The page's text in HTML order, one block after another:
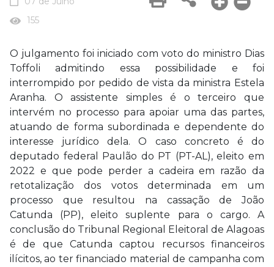
155
O julgamento foi iniciado com voto do ministro Dias
Toffoli admitindo essa possibilidade e foi
interrompido por pedido de vista da ministra Estela
Aranha. O assistente simples é o terceiro que
intervém no processo para apoiar uma das partes,
atuando de forma subordinada e dependente do
interesse jurídico dela. O caso concreto é do
deputado federal Paulão do PT (PT-AL), eleito em
2022 e que pode perder a cadeira em razão da
retotalização dos votos determinada em um
processo que resultou na cassação de João
Catunda (PP), eleito suplente para o cargo. A
conclusão do Tribunal Regional Eleitoral de Alagoas
é de que Catunda captou recursos financeiros
ilícitos, ao ter financiado material de campanha com